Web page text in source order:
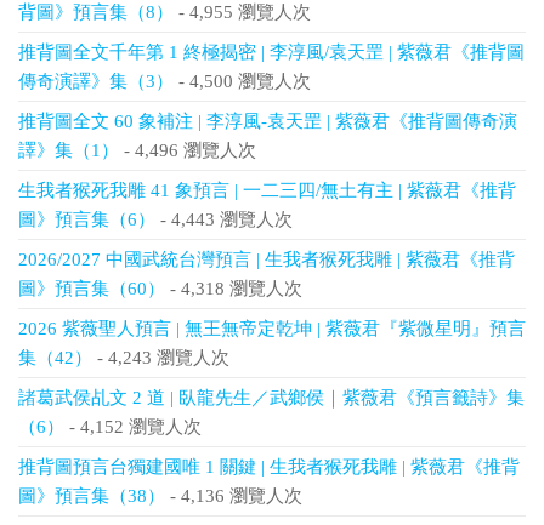
背圖》預言集（8）
- 4,955 瀏覽人次
推背圖全文千年第 1 終極揭密 | 李淳風/袁天罡 | 紫薇君《推背圖
傳奇演譯》集（3）
- 4,500 瀏覽人次
推背圖全文 60 象補注 | 李淳風-袁天罡 | 紫薇君《推背圖傳奇演
譯》集（1）
- 4,496 瀏覽人次
生我者猴死我雕 41 象預言 | 一二三四/無土有主 | 紫薇君《推背
圖》預言集（6）
- 4,443 瀏覽人次
2026/2027 中國武統台灣預言 | 生我者猴死我雕 | 紫薇君《推背
圖》預言集（60）
- 4,318 瀏覽人次
2026 紫薇聖人預言 | 無王無帝定乾坤 | 紫薇君『紫微星明』預言
集（42）
- 4,243 瀏覽人次
諸葛武侯乩文 2 道 | 臥龍先生／武鄉侯｜紫薇君《預言籤詩》集
（6）
- 4,152 瀏覽人次
推背圖預言台獨建國唯 1 關鍵 | 生我者猴死我雕 | 紫薇君《推背
圖》預言集（38）
- 4,136 瀏覽人次